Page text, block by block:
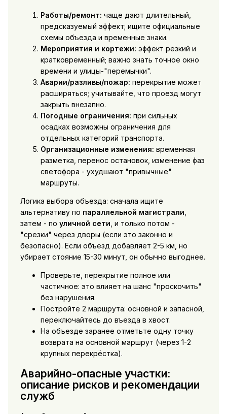
Работы/ремонт: чаще дают длительный,
предсказуемый эффект; ищите официальные
схемы объезда и временные знаки.
Мероприятия и кортежи: эффект резкий и
кратковременный; важно знать точное окно
времени и улицы-"перемычки".
Аварии/разливы/пожар: перекрытие может
расширяться; учитывайте, что проезд могут
закрыть внезапно.
Погодные ограничения: при сильных
осадках возможны ограничения для
отдельных категорий транспорта.
Организационные изменения: временная
разметка, перенос остановок, изменение фаз
светофора - ухудшают "привычные"
маршруты.
Логика выбора объезда: сначала ищите
альтернативу по параллельной магистрали
затем - по уличной сети , и только потом -
"срезки" через дворы (если это законно и
безопасно). Если объезд добавляет 2-5 км, но
убирает стояние 15-30 минут, он обычно выгоднее.
Проверьте, перекрытие полное или
частичное: это влияет на шанс "проскочить"
без нарушения.
Постройте 2 маршрута: основной и запасной,
переключайтесь до въезда в хвост.
На объезде заранее отметьте одну точку
возврата на основной маршрут (через 1-2
крупных перекрёстка).
Аварийно-опасные участки:
описание рисков и рекомендации
служб